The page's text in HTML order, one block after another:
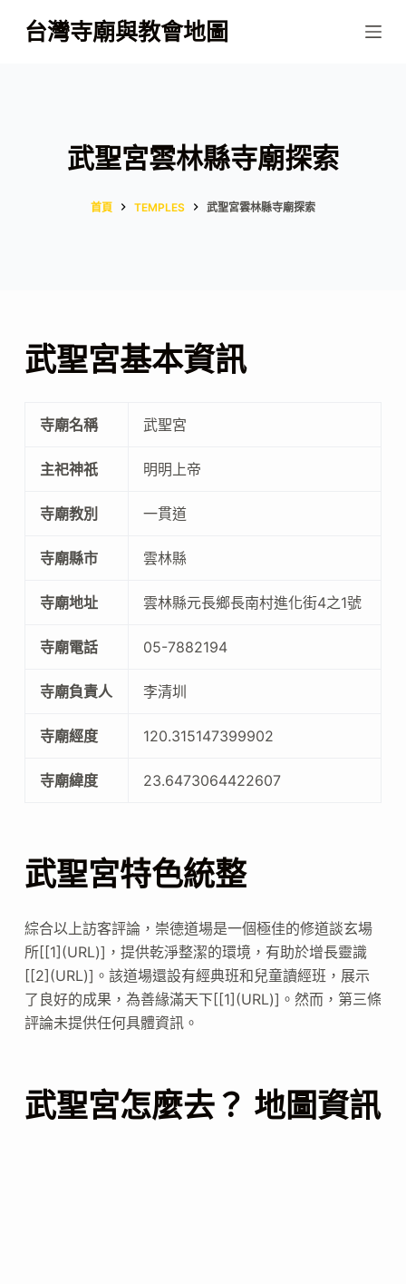
跳
至
台灣寺廟與教會地圖
武聖宮雲林縣寺廟探索
首頁 TEMPLES 武聖宮雲林縣寺廟探索
武聖宮基本資訊
寺廟名稱 武聖宮
主祀神祇 明明上帝
寺廟教別 一貫道
寺廟縣市 雲林縣
寺廟地址 雲林縣元長鄉長南村進化街4之1號
寺廟電話 05-7882194
寺廟負責人 李清圳
寺廟經度 120.315147399902
寺廟緯度 23.6473064422607
武聖宮特色統整
綜合以上訪客評論，崇德道場是一個極佳的修道談玄場
所[[1](URL)]，提供乾淨整潔的環境，有助於增長靈識
[[2](URL)]。該道場還設有經典班和兒童讀經班，展示
了良好的成果，為善緣滿天下[[1](URL)]。然而，第三條
評論未提供任何具體資訊。
武聖宮怎麼去？ 地圖資訊